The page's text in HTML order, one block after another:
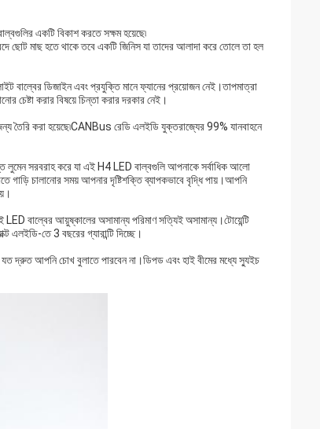
একটি বিকাশ করতে সক্ষম হয়েছে৷
ছোট মাছ হতে থাকে তবে একটি জিনিস যা তাদের আলাদা করে তোলে তা হল
বাল্বের ডিজাইন এবং প্রযুক্তি মানে ফ্যানের প্রয়োজন নেই।তাপমাত্রা
চেষ্টা করার বিষয়ে চিন্তা করার দরকার নেই।
করা হয়েছে৷CANBus রেডি এলইডি যুক্তরাজ্যের 99% যানবাহনে
লুমেন সরবরাহ করে যা এই H4 LED বাল্বগুলি আপনাকে সর্বাধিক আলো
চালানোর সময় আপনার দৃষ্টিশক্তি ব্যাপকভাবে বৃদ্ধি পায়।আপনি
বাল্বের আয়ুষ্কালের অসামান্য পরিমাণ সত্যিই অসামান্য।টোয়েন্টি
এলইডি-তে 3 বছরের গ্যারান্টি দিচ্ছে।
দ্রুত আপনি চোখ বুলাতে পারবেন না।ডিপড এবং হাই বীমের মধ্যে স্যুইচ